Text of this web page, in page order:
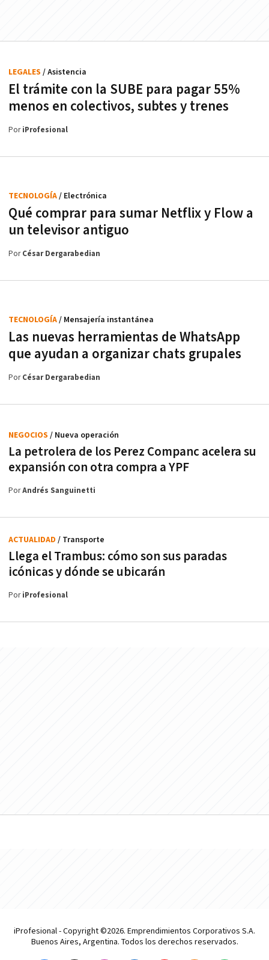
El trámite con la SUBE para pagar 55%
menos en colectivos, subtes y trenes
LEGALES / Asistencia
PoriProfesional
Qué comprar para sumar Netflix y Flow a
un televisor antiguo
TECNOLOGÍA/ Electrónica
PorCésar Dergarabedian
Las nuevas herramientas de WhatsApp
que ayudan a organizar chats grupales
TECNOLOGÍA/ Mensajería instantánea
PorCésar Dergarabedian
La petrolera de los Perez Companc acelera su
expansión con otra compra a YPF
NEGOCIOS / Nueva operación
PorAndrés Sanguinetti
Llega el Trambus: cómo son sus paradas
icónicas y dónde se ubicarán
ACTUALIDAD / Transporte
PoriProfesional
iProfesional - Copyright ©2026. Emprendimientos Corporativos S.A.
Buenos Aires, Argentina. Todos los derechos reservados.